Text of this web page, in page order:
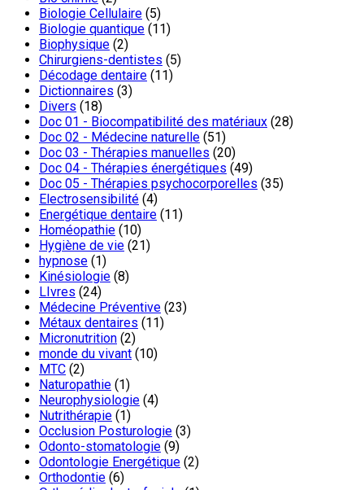
Biologie Cellulaire (5)
Biologie quantique (11)
Biophysique (2)
Chirurgiens-dentistes (5)
Décodage dentaire (11)
Dictionnaires (3)
Divers (18)
Doc 01 - Biocompatibilité des matériaux (28)
Doc 02 - Médecine naturelle (51)
Doc 03 - Thérapies manuelles (20)
Doc 04 - Thérapies énergétiques (49)
Doc 05 - Thérapies psychocorporelles (35)
Electrosensibilité (4)
Energétique dentaire (11)
Homéopathie (10)
Hygiène de vie (21)
hypnose (1)
Kinésiologie (8)
LIvres (24)
Médecine Préventive (23)
Métaux dentaires (11)
Micronutrition (2)
monde du vivant (10)
MTC (2)
Naturopathie (1)
Neurophysiologie (4)
Nutrithérapie (1)
Occlusion Posturologie (3)
Odonto-stomatologie (9)
Odontologie Energétique (2)
Orthodontie (6)